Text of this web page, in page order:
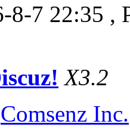
8-7 22:35 ,
X3.2
Comsenz Inc.